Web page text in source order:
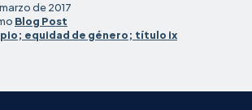
victoria
de 2017
Blog Post
equidad de género; título ix